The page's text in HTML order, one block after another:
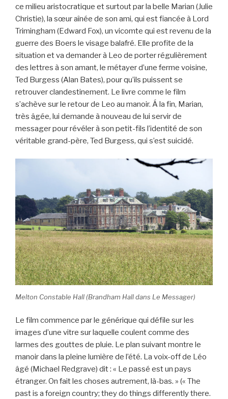
ce milieu aristocratique et surtout par la belle Marian (Julie
Christie), la sœur aînée de son ami, qui est fiancée à Lord
Trimingham (Edward Fox), un vicomte qui est revenu de la
guerre des Boers le visage balafré. Elle profite de la
situation et va demander à Leo de porter régulièrement
des lettres à son amant, le métayer d’une ferme voisine,
Ted Burgess (Alan Bates), pour qu’ils puissent se
retrouver clandestinement. Le livre comme le film
s’achève sur le retour de Leo au manoir. Á la fin, Marian,
très âgée, lui demande à nouveau de lui servir de
messager pour révéler à son petit-fils l’identité de son
véritable grand-père, Ted Burgess, qui s’est suicidé.
Melton Constable Hall (Brandham Hall dans Le Messager)
Le film commence par le générique qui défile sur les
images d’une vitre sur laquelle coulent comme des
larmes des gouttes de pluie. Le plan suivant montre le
manoir dans la pleine lumière de l’été. La voix-off de Léo
âgé (Michael Redgrave) dit : « Le passé est un pays
étranger. On fait les choses autrement, là-bas. » (« The
past is a foreign country; they do things differently there.